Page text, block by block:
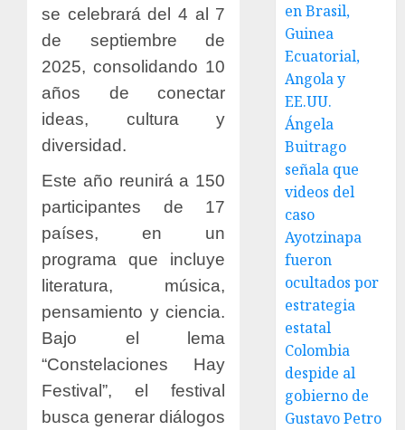
se celebrará del 4 al 7
de septiembre de
2025, consolidando 10
años de conectar
ideas, cultura y
diversidad.
Este año reunirá a 150
participantes de 17
países, en un
programa que incluye
literatura, música,
pensamiento y ciencia.
Bajo el lema
“Constelaciones Hay
Festival”, el festival
busca generar diálogos
en Brasil,
Guinea
Ecuatorial,
Angola y
EE.UU.
Ángela
Buitrago
señala que
videos del
caso
Ayotzinapa
fueron
ocultados por
estrategia
estatal
Colombia
despide al
gobierno de
Gustavo Petro